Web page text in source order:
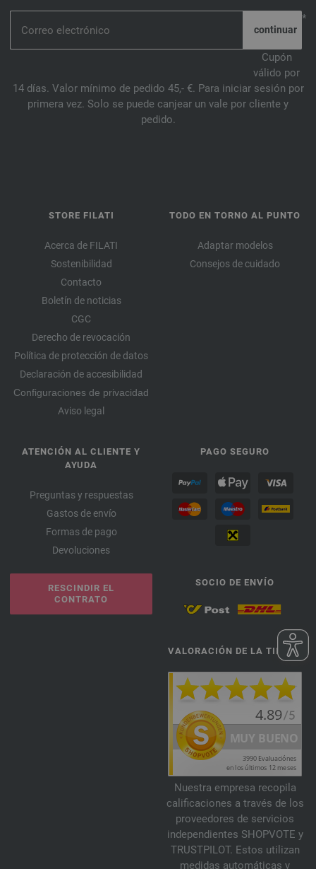
*
Cupón
válido por
14 días. Valor mínimo de pedido 45,- €. Para iniciar sesión por
primera vez. Solo se puede canjear un vale por cliente y
pedido.
STORE FILATI
Acerca de FILATI
Sostenibilidad
Contacto
Boletín de noticias
CGC
Derecho de revocación
Política de protección de datos
Declaración de accesibilidad
Configuraciones de privacidad
Aviso legal
TODO EN TORNO AL PUNTO
Adaptar modelos
Consejos de cuidado
ATENCIÓN AL CLIENTE Y
AYUDA
Preguntas y respuestas
Gastos de envío
Formas de pago
Devoluciones
RESCINDIR EL
CONTRATO
PAGO SEGURO
SOCIO DE ENVÍO
VALORACIÓN DE LA TIENDA
Nuestra empresa recopila
calificaciones a través de los
proveedores de servicios
independientes SHOPVOTE y
TRUSTPILOT. Estos utilizan
medidas automáticas y